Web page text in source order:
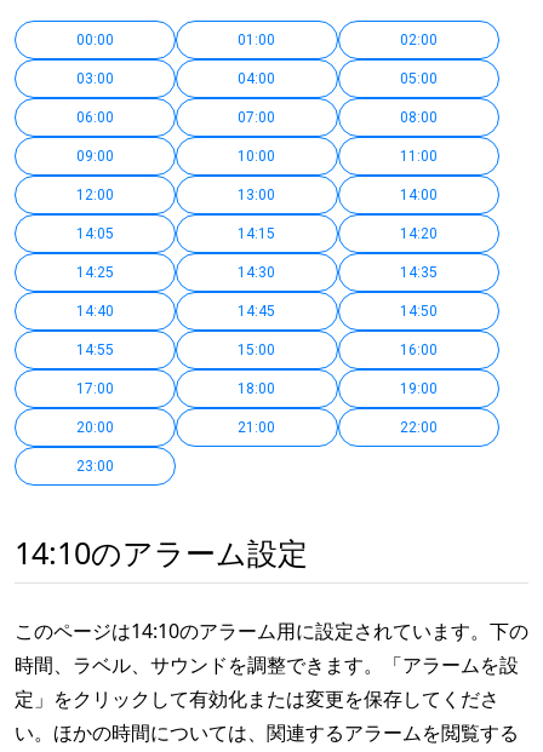
00:00 01:00 02:00
03:00 04:00 05:00
06:00 07:00 08:00
09:00 10:00 11:00
12:00 13:00 14:00
14:05 14:15 14:20
14:25 14:30 14:35
14:40 14:45 14:50
14:55 15:00 16:00
17:00 18:00 19:00
20:00 21:00 22:00
23:00
14:10のアラーム設定
このページは14:10のアラーム用に設定されています。下の
時間、ラベル、サウンドを調整できます。「アラームを設
定」をクリックして有効化または変更を保存してくださ
い。ほかの時間については、関連するアラームを閲覧する